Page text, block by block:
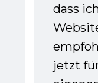
dass
jetzt